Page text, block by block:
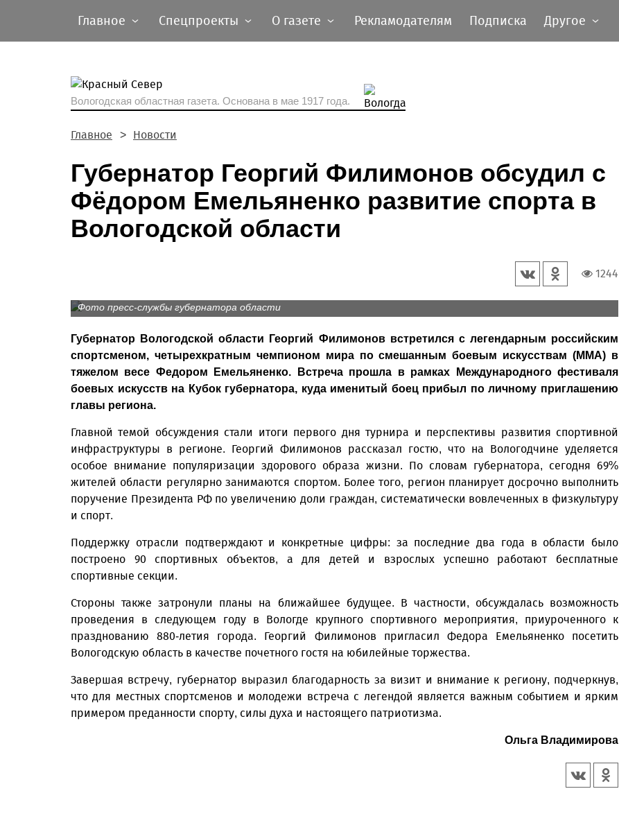
Главное Спецпроекты О газете Рекламодателям Подписка Другое
Вологодская областная газета. Основана в мае 1917 года.
Главное Новости
Губернатор Георгий Филимонов обсудил с
Фёдором Емельяненко развитие спорта в
Вологодской области
1244
Фото пресс-службы губернатора области
Губернатор Вологодской области Георгий Филимонов встретился с легендарным российским
спортсменом, четырехкратным чемпионом мира по смешанным боевым искусствам (MMA) в
тяжелом весе Федором Емельяненко. Встреча прошла в рамках Международного фестиваля
боевых искусств на Кубок губернатора, куда именитый боец прибыл по личному приглашению
главы региона.
Главной темой обсуждения стали итоги первого дня турнира и перспективы развития спортивной
инфраструктуры в регионе. Георгий Филимонов рассказал гостю, что на Вологодчине уделяется
особое внимание популяризации здорового образа жизни. По словам губернатора, сегодня 69%
жителей области регулярно занимаются спортом. Более того, регион планирует досрочно выполнить
поручение Президента РФ по увеличению доли граждан, систематически вовлеченных в физкультуру
и спорт.
Поддержку отрасли подтверждают и конкретные цифры: за последние два года в области было
построено 90 спортивных объектов, а для детей и взрослых успешно работают бесплатные
спортивные секции.
Стороны также затронули планы на ближайшее будущее. В частности, обсуждалась возможность
проведения в следующем году в Вологде крупного спортивного мероприятия, приуроченного к
празднованию 880-летия города. Георгий Филимонов пригласил Федора Емельяненко посетить
Вологодскую область в качестве почетного гостя на юбилейные торжества.
Завершая встречу, губернатор выразил благодарность за визит и внимание к региону, подчеркнув,
что для местных спортсменов и молодежи встреча с легендой является важным событием и ярким
примером преданности спорту, силы духа и настоящего патриотизма.
Ольга Владимирова